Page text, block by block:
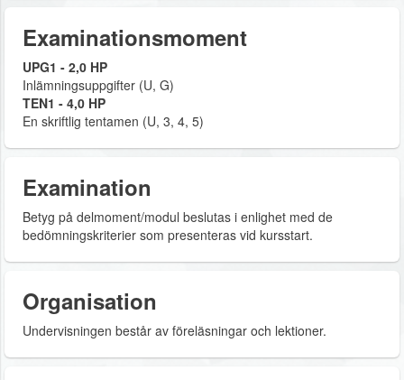
Examinationsmoment
UPG1 - 2,0 HP
Inlämningsuppgifter (U, G)
TEN1 - 4,0 HP
En skriftlig tentamen (U, 3, 4, 5)
Examination
Betyg på delmoment/modul beslutas i enlighet med de
bedömningskriterier som presenteras vid kursstart.
Organisation
Undervisningen består av föreläsningar och lektioner.